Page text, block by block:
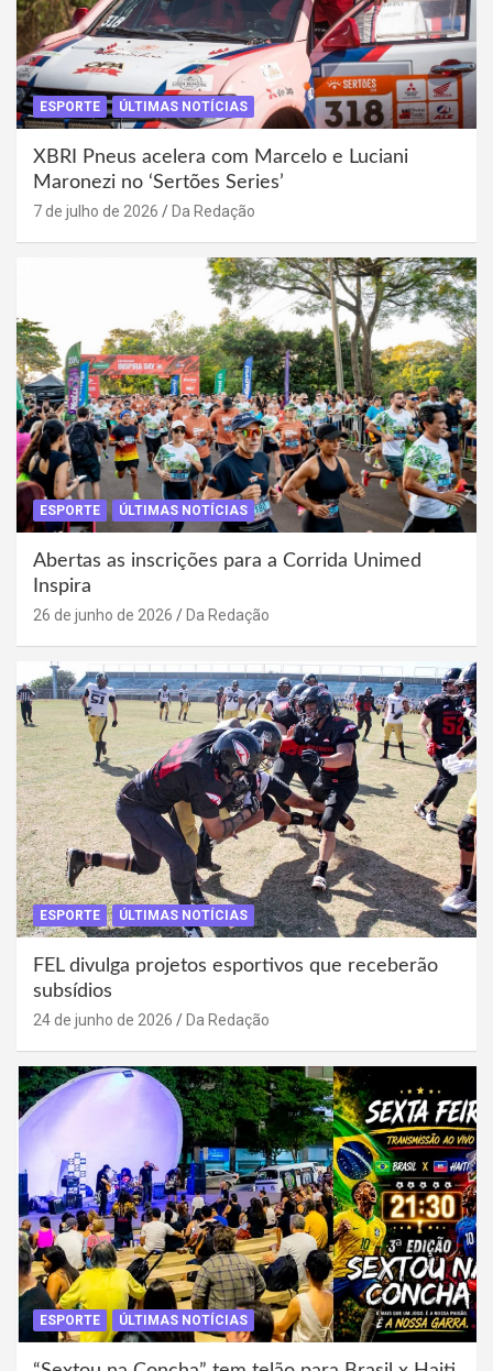
ESPORTE ÚLTIMAS NOTÍCIAS
XBRI Pneus acelera com Marcelo e Luciani
Maronezi no ‘Sertões Series’
7 de julho de 2026 Da Redação
ESPORTE ÚLTIMAS NOTÍCIAS
Abertas as inscrições para a Corrida Unimed
Inspira
26 de junho de 2026 Da Redação
ESPORTE ÚLTIMAS NOTÍCIAS
FEL divulga projetos esportivos que receberão
subsídios
24 de junho de 2026 Da Redação
ESPORTE ÚLTIMAS NOTÍCIAS